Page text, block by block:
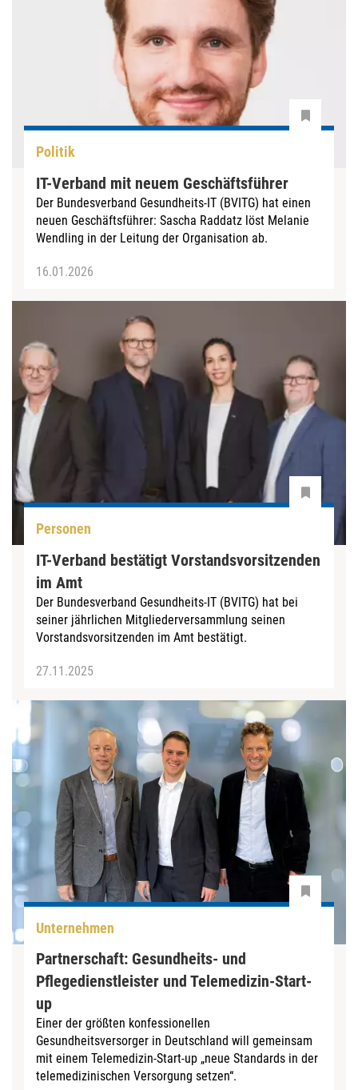
Politik
IT-Verband mit neuem Geschäftsführer
Der Bundesverband Gesundheits-IT (BVITG) hat einen
neuen Geschäftsführer: Sascha Raddatz löst Melanie
Wendling in der Leitung der Organisation ab.
16.01.2026
Personen
IT-Verband bestätigt Vorstandsvorsitzenden
im Amt
Der Bundesverband Gesundheits-IT (BVITG) hat bei
seiner jährlichen Mitgliederversammlung seinen
Vorstandsvorsitzenden im Amt bestätigt.
27.11.2025
Unternehmen
Partnerschaft: Gesundheits- und
Pflegedienstleister und Telemedizin-Start-
up
Einer der größten konfessionellen
Gesundheitsversorger in Deutschland will gemeinsam
mit einem Telemedizin-Start-up „neue Standards in der
telemedizinischen Versorgung setzen“.